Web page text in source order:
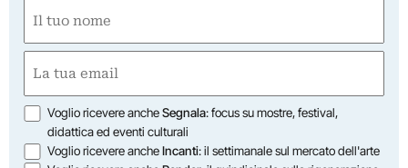
(Required)
First
(Required)
Opzioni
Voglio ricevere ancheSegnala: focus su mostre, festival,
didattica ed eventi culturali
Voglio ricevere ancheIncanti: il settimanale sul mercato dell'arte